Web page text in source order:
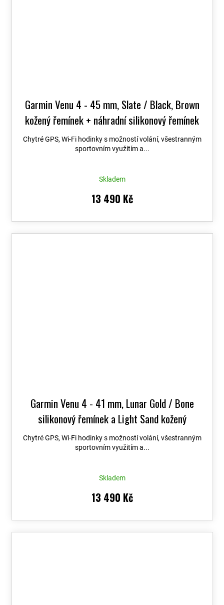
Garmin Venu 4 - 45 mm, Slate / Black, Brown
kožený řemínek + náhradní silikonový řemínek
010-03014-03
Chytré GPS, Wi-Fi hodinky s možností volání, všestranným
sportovním využitím a...
Skladem
13 490 Kč
Garmin Venu 4 - 41 mm, Lunar Gold / Bone
silikonový řemínek a Light Sand kožený
řemínek 010-03013-03
Chytré GPS, Wi-Fi hodinky s možností volání, všestranným
sportovním využitím a...
Skladem
13 490 Kč